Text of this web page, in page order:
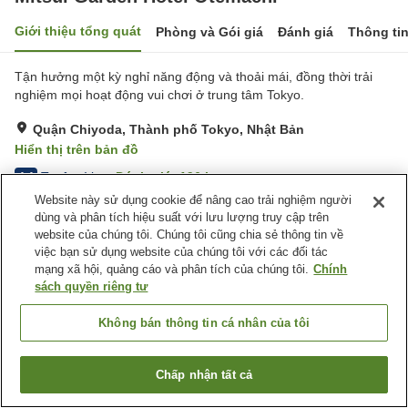
Giới thiệu tổng quát Phòng và Gói giá Đánh giá Thông
Tận hưởng một kỳ nghỉ năng động và thoải mái, đồng thời trải
nghiệm mọi hoạt động vui chơi ở trung tâm Tokyo.
Quận Chiyoda, Thành phố Tokyo, Nhật Bản
Hiển thị trên bản đồ
4.4 Tuyệt vời Đánh giá:196lượt
Tiện nghi chỗ nghỉ
Wi-Fi
Nhà hàng
Giặt ủi
Lò vi sóng (dùng chung)
Nhật Bản Thành phố Tokyo
Quận Chiyoda
Mitsui Garden Hotel Otemachi
Tìm phòng trống
Website này sử dụng cookie để nâng cao trải nghiệm người
dùng và phân tích hiệu suất với lưu lượng truy cập trên
website của chúng tôi. Chúng tôi cũng chia sẻ thông tin về
việc bạn sử dụng website của chúng tôi với các đối tác
mạng xã hội, quảng cáo và phân tích của chúng tôi. Chính
sách quyền riêng tư
Không bán thông tin cá nhân của tôi
Chấp nhận tất cả